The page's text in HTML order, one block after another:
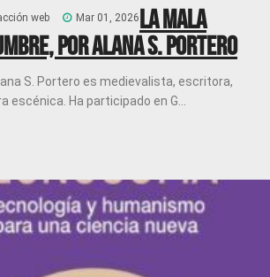
web Mar 01, 2026La mala
por Alana S. Portero
S. Portero es medievalista, escritora,
escénica. Ha participado en G...